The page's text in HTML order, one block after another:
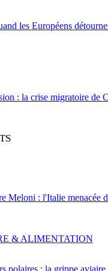
les Européens
: la crise migratoire de
Meloni : l'Italie menacée
polaires : la grippe aviaire
& ALIMENTATION